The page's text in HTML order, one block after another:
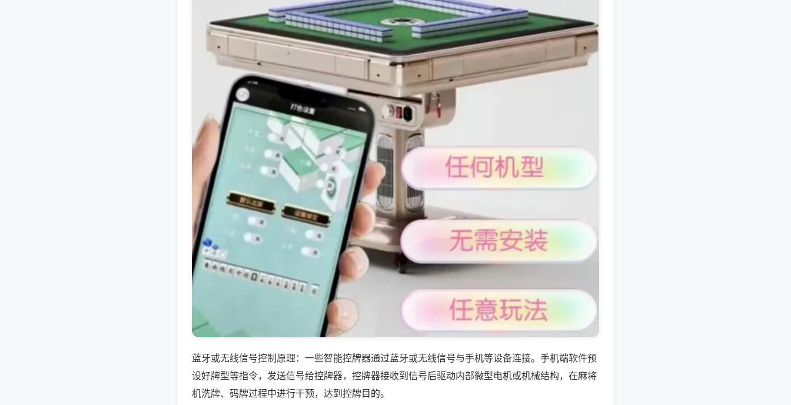
蓝牙或无线信号控制原理：一些智能控牌器通过蓝牙或无线信号与手机等设备连接。手机端软件预
设好牌型等指令，发送信号给控牌器，控牌器接收到信号后驱动内部微型电机或机械结构，在麻将
机洗牌、码牌过程中进行干预，达到控牌目的。